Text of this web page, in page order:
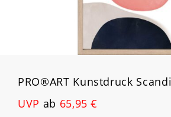
PRO®ART Kunstdruck
UVP ab 65,95 €